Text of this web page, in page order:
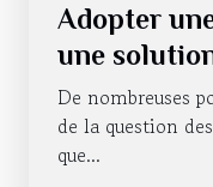
Adopter
une
vie sexuelle
De nombreuses
de la question
que...